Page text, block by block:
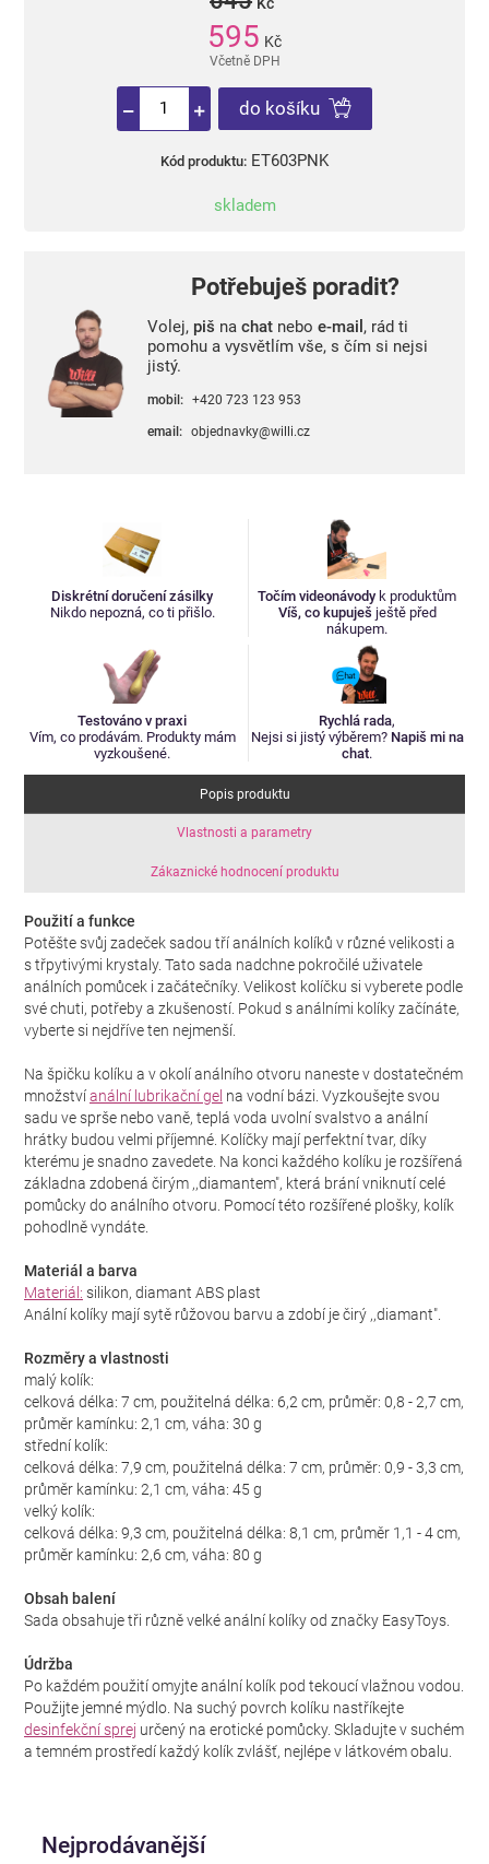
595 Kč
Včetně DPH
do košíku
Kód produktu: ET603PNK
skladem
Potřebuješ poradit?
Volej, piš na chatnebo e-mail , rád ti
pomohu a vysvětlím vše, s čím si nejsi
jistý.
mobil: +420 723 123 953
email: objednavky@willi.cz
Diskrétní doručení zásilky
Nikdo nepozná, co ti přišlo.
Točím videonávody k produktům
Víš, co kupuješ ještě před
nákupem.
Testováno v praxi
Vím, co prodávám. Produkty mám
vyzkoušené.
Rychlá rada,
Nejsi si jistý výběrem? Napiš mi na
chat.
Popis produktu
Vlastnosti a parametry
Zákaznické hodnocení produktu
Použití a funkce
Potěšte svůj zadeček sadou tří análních kolíků v různé velikosti a
s třpytivými krystaly. Tato sada nadchne pokročilé uživatele
análních pomůcek i začátečníky. Velikost kolíčku si vyberete podle
své chuti, potřeby a zkušeností. Pokud s análními kolíky začínáte,
vyberte si nejdříve ten nejmenší.
Na špičku kolíku a v okolí análního otvoru naneste v dostatečném
množstvíanální lubrikační gel na vodní bázi. Vyzkoušejte svou
sadu ve sprše nebo vaně, teplá voda uvolní svalstvo a anální
hrátky budou velmi příjemné. Kolíčky mají perfektní tvar, díky
kterému je snadno zavedete. Na konci každého kolíku je rozšířená
základna zdobená čirým ,,diamantem", která brání vniknutí celé
pomůcky do análního otvoru. Pomocí této rozšířené plošky, kolík
pohodlně vyndáte.
Materiál a barva
Materiál: silikon, diamant ABS plast
Anální kolíky mají sytě růžovou barvu a zdobí je čirý ,,diamant".
Rozměry a vlastnosti
malý kolík:
celková délka: 7 cm, použitelná délka: 6,2 cm, průměr: 0,8 - 2,7 cm,
průměr kamínku: 2,1 cm, váha: 30 g
střední kolík:
celková délka: 7,9 cm, použitelná délka: 7 cm, průměr: 0,9 - 3,3 cm,
průměr kamínku: 2,1 cm, váha: 45 g
velký kolík:
celková délka: 9,3 cm, použitelná délka: 8,1 cm, průměr 1,1 - 4 cm,
průměr kamínku: 2,6 cm, váha: 80 g
Obsah balení
Sada obsahuje tři různě velké anální kolíky od značky EasyToys.
Údržba
Po každém použití omyjte anální kolík pod tekoucí vlažnou vodou.
Použijte jemné mýdlo. Na suchý povrch kolíku nastříkejte
desinfekční sprej určený na erotické pomůcky. Skladujte v suchém
a temném prostředí každý kolík zvlášť, nejlépe v látkovém obalu.
Nejprodávanější